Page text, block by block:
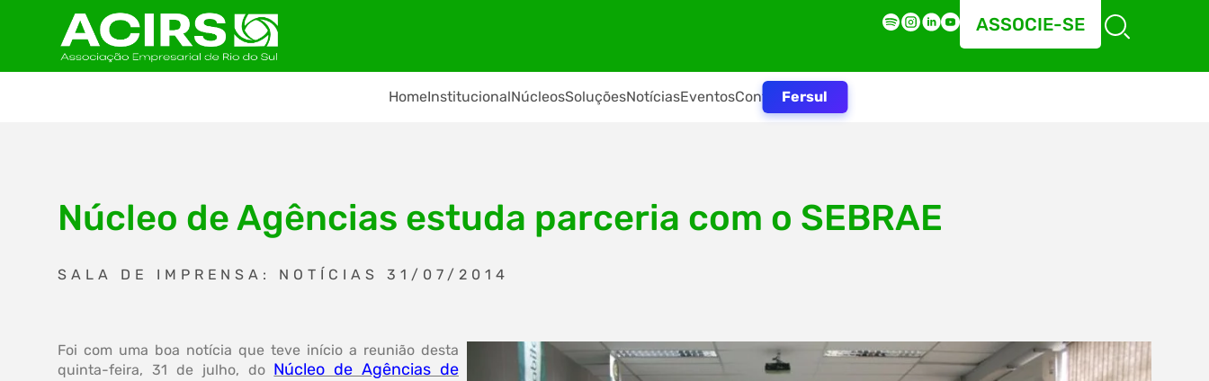
ASSOCIE-SE
HomeInstitucionalNúcleosSoluçõesNotíciasEventosContatoFersul
Núcleo de Agências estuda parceria com o SEBRAE
SALA DE IMPRENSA: NOTÍCIAS 31/07/2014
Foi com uma boa notícia que teve início a reunião desta
quinta-feira, 31 de julho, do Núcleo de Agências de